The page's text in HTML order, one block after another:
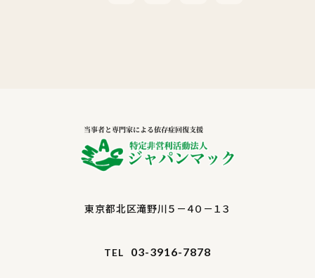
東京都北区滝野川５－４０－１３
TEL 03-3916-7878